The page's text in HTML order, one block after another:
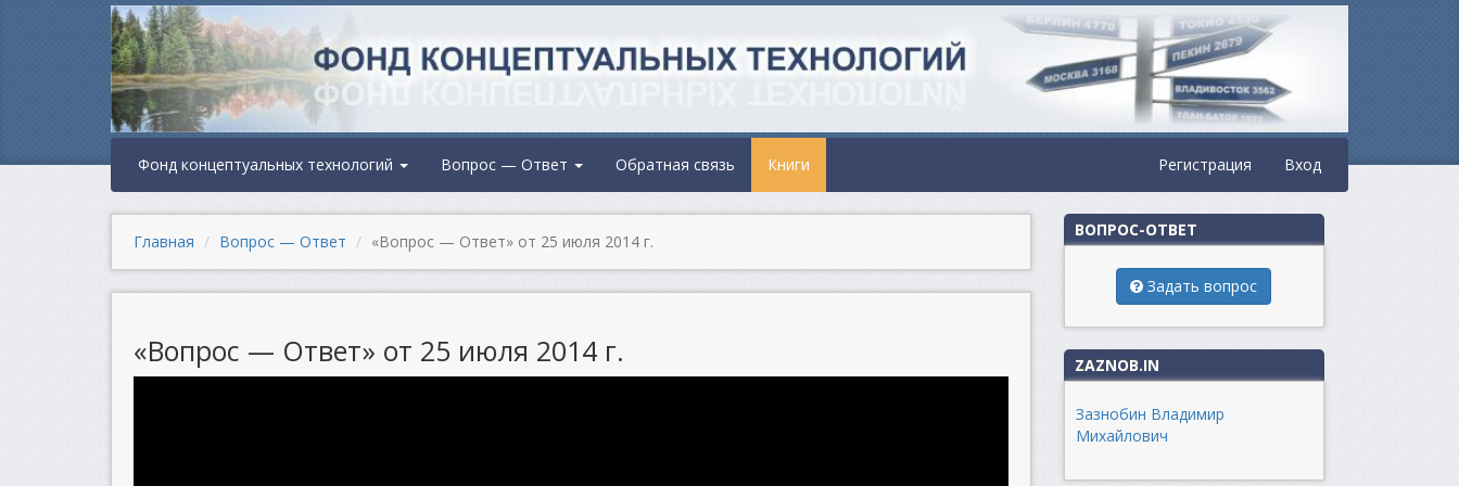
Фонд концептуальных технологий Вопрос — Ответ Обратная связь Книги Регистрация Вход
Главная Вопрос — Ответ «Вопрос — Ответ» от 25 июля 2014 г.
«Вопрос — Ответ» от 25 июля 2014 г.
ВОПРОС-ОТВЕТ
Задать вопрос
ZAZNOB.IN
Зазнобин Владимир
Михайлович